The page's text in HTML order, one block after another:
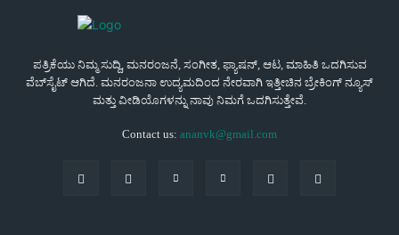
ಪತ್ರಿಕೆಯು ನಿಮ್ಮ ಸುದ್ದಿ, ಮನರಂಜನೆ, ಸಂಗೀತ, ಫ್ಯಾಷನ್, ಆಟ, ಮಾಹಿತಿ ಒದಗಿಸುವ
ವೆಬ್‌ಸೈಟ್ ಆಗಿದೆ. ಮನರಂಜನಾ ಉದ್ಯಮದಿಂದ ನೇರವಾಗಿ ಇತ್ತೀಚಿನ ಬ್ರೇಕಿಂಗ್ ನ್ಯೂಸ್
ಮತ್ತು ವೀಡಿಯೊಗಳನ್ನು ನಾವು ನಿಮಗೆ ಒದಗಿಸುತ್ತೇವೆ.
Contact us: ananvk@gmail.com